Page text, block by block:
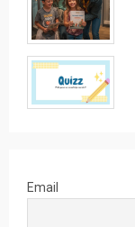
Email